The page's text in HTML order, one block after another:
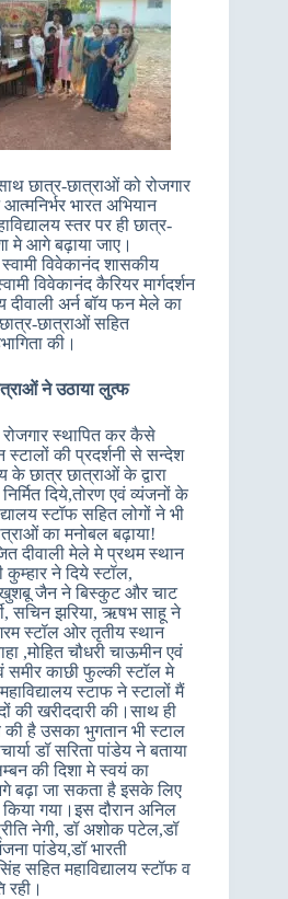
छात्र-छात्राओं को रोजगार
भारत अभियान
स्तर पर ही छात्र-
मे आगे बढ़ाया जाए।
विवेकानंद शासकीय
विवेकानंद कैरियर मार्गदर्शन
अर्न बॉय फन मेले का
छात्राओं सहित
की।
ने उठाया लुत्फ
स्थापित कर कैसे
स्टालों की प्रदर्शनी से सन्देश
के छात्र छात्राओं के द्वारा
दिये,तोरण एवं व्यंजनों के
स्टॉफ सहित लोगों ने भी
का मनोबल बढ़ाया!
दीवाली मेले मे प्रथम स्थान
कुम्हार ने दिये स्टॉल,
खुशबू जैन ने बिस्कुट और चाट
सचिन झरिया, ऋषभ साहू ने
स्टॉल ओर तृतीय स्थान
,मोहित चौधरी चाऊमीन एवं
समीर काछी फुल्की स्टॉल मे
स्टाफ ने स्टालों मैं
की खरीददारी की।साथ ही
है उसका भुगतान भी स्टाल
डॉ सरिता पांडेय ने बताया
की दिशा मे स्वयं का
बढ़ा जा सकता है इसके लिए
किया गया।इस दौरान अनिल
नेगी, डॉ अशोक पटेल,डॉ
पांडेय,डॉ भारती
सहित महाविद्यालय स्टॉफ व
रही।